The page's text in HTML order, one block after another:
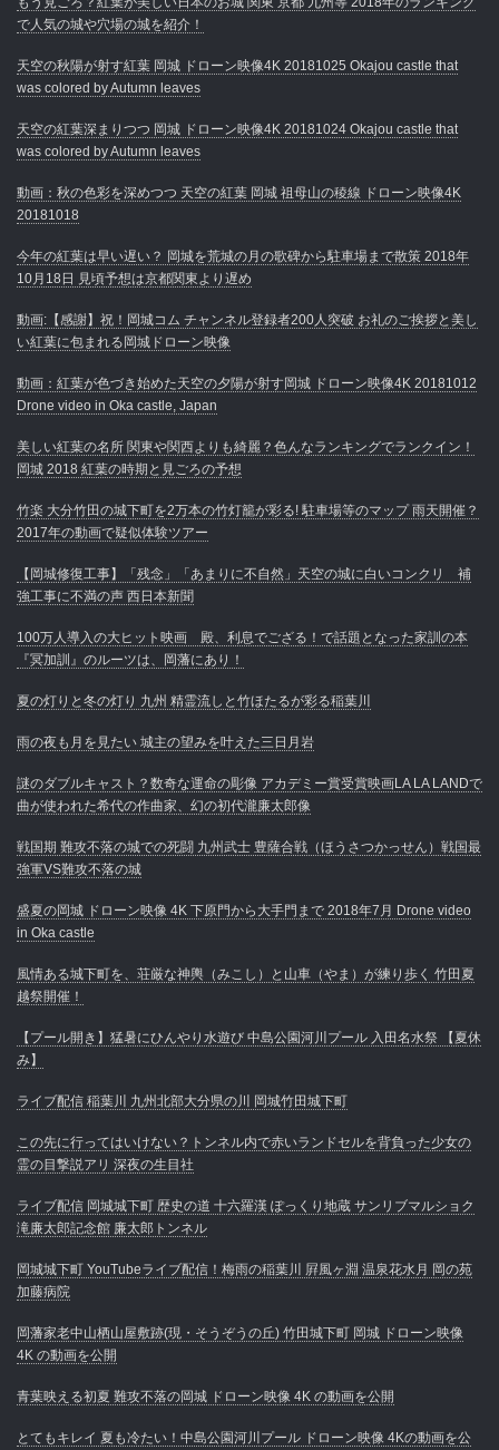
で人気の城や穴場の城を紹介！
天空の秋陽が射す紅葉 岡城 ドローン映像4K 20181025 Okajou castle that
was colored by Autumn leaves
天空の紅葉深まりつつ 岡城 ドローン映像4K 20181024 Okajou castle that
was colored by Autumn leaves
動画：秋の色彩を深めつつ 天空の紅葉 岡城 祖母山の稜線 ドローン映像4K
20181018
今年の紅葉は早い遅い？ 岡城を荒城の月の歌碑から駐車場まで散策 2018年
10月18日 見頃予想は京都関東より遅め
動画:【感謝】祝！岡城コム チャンネル登録者200人突破 お礼のご挨拶と美し
い紅葉に包まれる岡城ドローン映像
動画：紅葉が色づき始めた天空の夕陽が射す岡城 ドローン映像4K 20181012
Drone video in Oka castle, Japan
美しい紅葉の名所 関東や関西よりも綺麗？色んなランキングでランクイン！
岡城 2018 紅葉の時期と見ごろの予想
竹楽 大分竹田の城下町を2万本の竹灯籠が彩る! 駐車場等のマップ 雨天開催？
2017年の動画で疑似体験ツアー
【岡城修復工事】「残念」「あまりに不自然」天空の城に白いコンクリ 補
強工事に不満の声 西日本新聞
100万人導入の大ヒット映画 殿、利息でござる！で話題となった家訓の本
『冥加訓』のルーツは、岡藩にあり！
夏の灯りと冬の灯り 九州 精霊流しと竹ほたるが彩る稲葉川
雨の夜も月を見たい 城主の望みを叶えた三日月岩
謎のダブルキャスト？数奇な運命の彫像 アカデミー賞受賞映画LA LA LANDで
曲が使われた希代の作曲家、幻の初代瀧廉太郎像
戦国期 難攻不落の城での死闘 九州武士 豊薩合戦（ほうさつかっせん）戦国最
強軍VS難攻不落の城
盛夏の岡城 ドローン映像 4K 下原門から大手門まで 2018年7月 Drone video
in Oka castle
風情ある城下町を、荘厳な神輿（みこし）と山車（やま）が練り歩く 竹田夏
越祭開催！
【プール開き】猛暑にひんやり水遊び 中島公園河川プール 入田名水祭 【夏休
み】
ライブ配信 稲葉川 九州北部大分県の川 岡城竹田城下町
この先に行ってはいけない？トンネル内で赤いランドセルを背負った少女の
霊の目撃説アリ 深夜の生目社
ライブ配信 岡城城下町 歴史の道 十六羅漢 ぽっくり地蔵 サンリブマルショク
滝廉太郎記念館 廉太郎トンネル
岡城城下町 YouTubeライブ配信！梅雨の稲葉川 屛風ヶ淵 温泉花水月 岡の苑
加藤病院
岡藩家老中山栖山屋敷跡(現・そうぞうの丘) 竹田城下町 岡城 ドローン映像
4K の動画を公開
青葉映える初夏 難攻不落の岡城 ドローン映像 4K の動画を公開
とてもキレイ 夏も冷たい！中島公園河川プール ドローン映像 4Kの動画を公